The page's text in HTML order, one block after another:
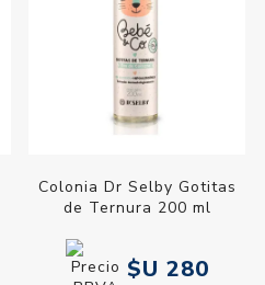
Colonia Dr Selby Gotitas
de Ternura 200 ml
$U 280